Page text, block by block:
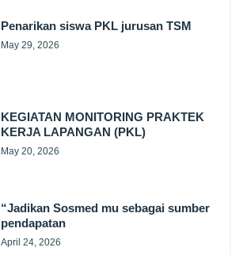
Penarikan siswa PKL jurusan TSM
May 29, 2026
KEGIATAN MONITORING PRAKTEK
KERJA LAPANGAN (PKL)
May 20, 2026
“Jadikan Sosmed mu sebagai sumber
pendapatan
April 24, 2026